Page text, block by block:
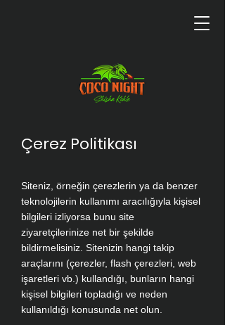
Çerez Politikası
Siteniz, örneğin çerezlerin ya da benzer
teknolojilerin kullanımı aracılığıyla kişisel
bilgileri izliyorsa bunu site
ziyaretçilerinize net bir şekilde
bildirmelisiniz. Sitenizin hangi takip
araçlarını (çerezler, flash çerezleri, web
işaretleri vb.) kullandığı, bunların hangi
kişisel bilgileri topladığı ve neden
kullanıldığı konusunda net olun.